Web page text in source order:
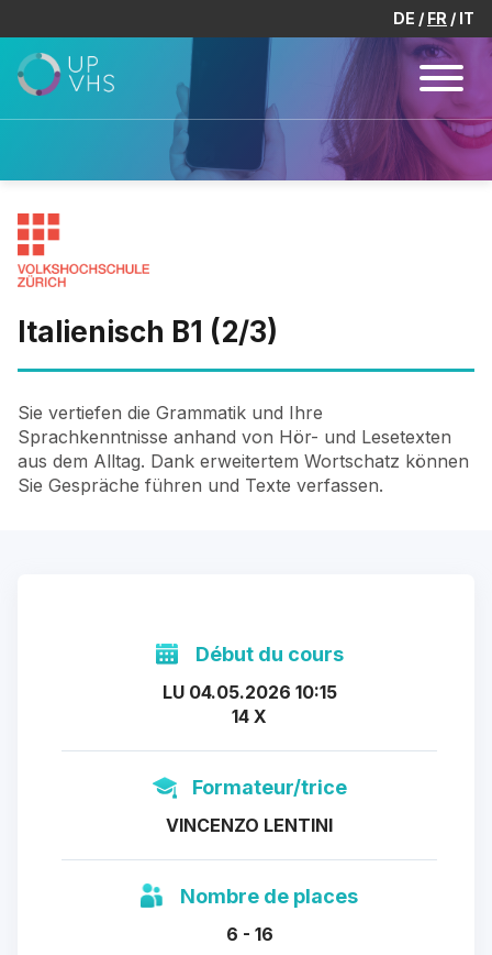
DE FR IT
Italienisch B1 (2/3)
Sie vertiefen die Grammatik und Ihre
Sprachkenntnisse anhand von Hör- und Lesetexten
aus dem Alltag. Dank erweitertem Wortschatz können
Sie Gespräche führen und Texte verfassen.
Début du cours
LU 04.05.2026 10:15
14 X
Formateur/trice
VINCENZO LENTINI
Nombre de places
6 - 16